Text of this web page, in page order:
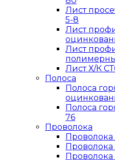
Лист
5-8
Лист
Лист
Лист Х/К
Полоса
Полоса
Полоса
76
Проволока
Проволока
Проволока